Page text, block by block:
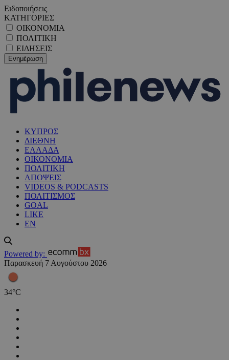
Ειδοποιήσεις
ΚΑΤΗΓΟΡΙΕΣ
ΟΙΚΟΝΟΜΙΑ
ΠΟΛΙΤΙΚΗ
ΕΙΔΗΣΕΙΣ
ΚΥΠΡΟΣ
ΔΙΕΘΝΗ
ΕΛΛΑΔΑ
ΟΙΚΟΝΟΜΙΑ
ΠΟΛΙΤΙΚΗ
ΑΠΟΨΕΙΣ
VIDEOS & PODCASTS
ΠΟΛΙΤΙΣΜΟΣ
GOAL
LIKE
EN
Powered by:
Παρασκευή 7 Αυγούστου 2026
34°C